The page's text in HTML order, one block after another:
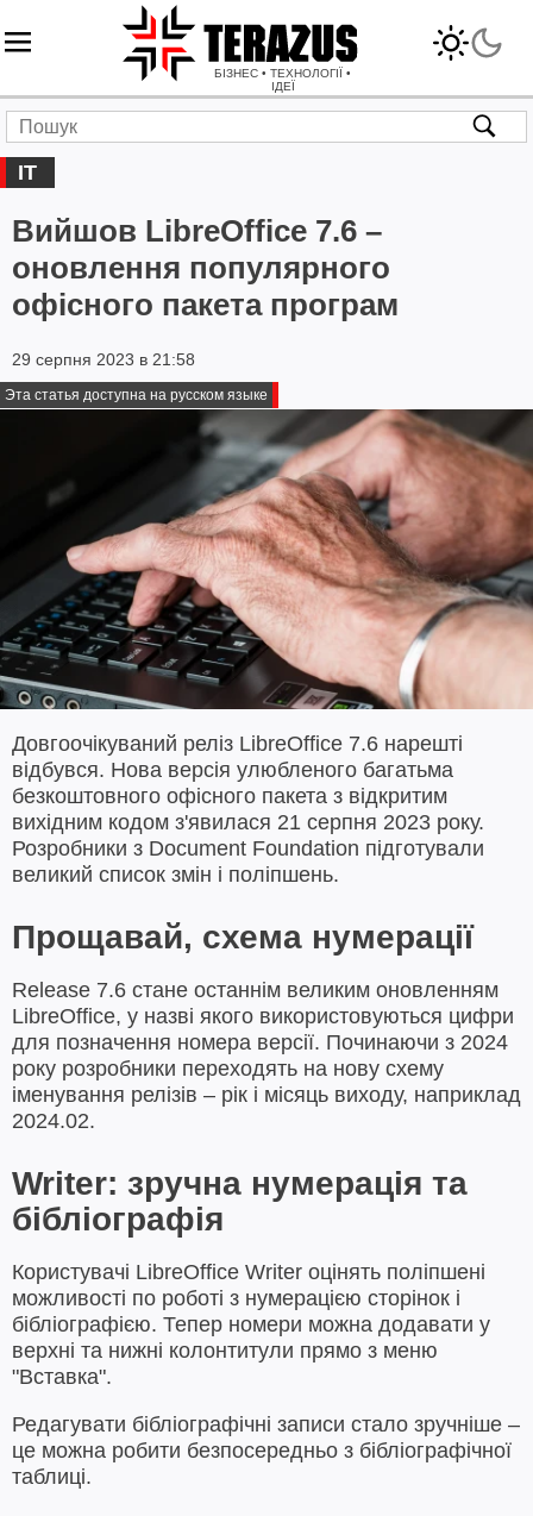
БІЗНЕС • ТЕХНОЛОГІЇ •
ІДЕЇ
IT
Вийшов LibreOffice 7.6 –
оновлення популярного
офісного пакета програм
29 серпня 2023 в 21:58
Эта статья доступна на русском языке
Довгоочікуваний реліз LibreOffice 7.6 нарешті
відбувся. Нова версія улюбленого багатьма
безкоштовного офісного пакета з відкритим
вихідним кодом з'явилася 21 серпня 2023 року.
Розробники з Document Foundation підготували
великий список змін і поліпшень.
Прощавай, схема нумерації
Release 7.6 стане останнім великим оновленням
LibreOffice, у назві якого використовуються цифри
для позначення номера версії. Починаючи з 2024
року розробники переходять на нову схему
іменування релізів – рік і місяць виходу, наприклад
2024.02.
Writer: зручна нумерація та
бібліографія
Користувачі LibreOffice Writer оцінять поліпшені
можливості по роботі з нумерацією сторінок і
бібліографією. Тепер номери можна додавати у
верхні та нижні колонтитули прямо з меню
"Вставка".
Редагувати бібліографічні записи стало зручніше –
це можна робити безпосередньо з бібліографічної
таблиці.